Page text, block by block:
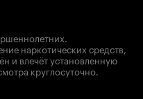
наркотических средств,
и влечёт установленную
круглосуточно.